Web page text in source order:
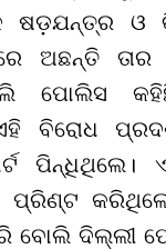
ଷଡ଼ଯନ୍ତ୍ର ଓ
ଅଛନ୍ତି ତାର
ପୋଲିସ
ବିରୋଧ
ପିନ୍ଧିଥିଲେ।
ପ୍ରିଣ୍ଟ
ବୋଲି ଦିଲ୍ଲୀ